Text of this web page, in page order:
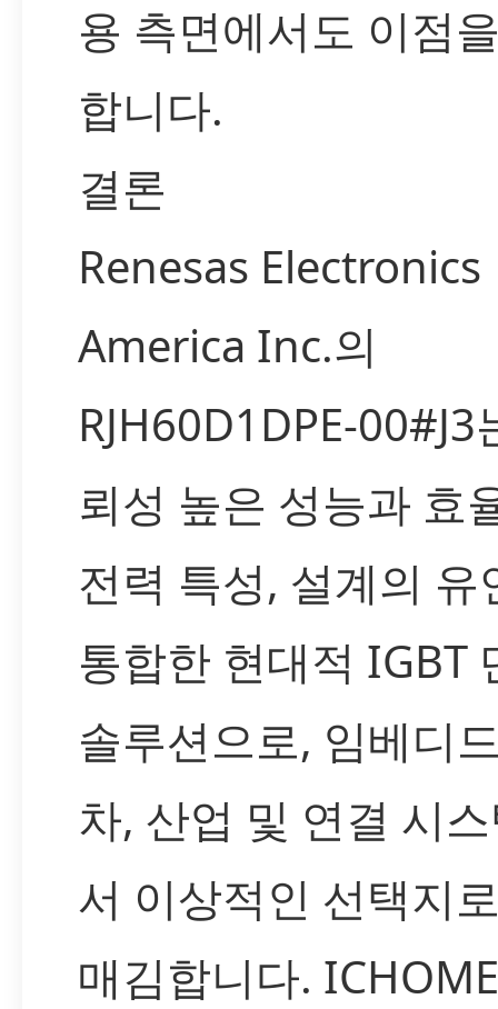
용 측면에서도 이점
합니다.
결론
Renesas Electronics
America Inc.의
RJH60D1DPE-00#J3
뢰성 높은 성능과 효
전력 특성, 설계의 유
통합한 현대적 IGBT
솔루션으로, 임베디
차, 산업 및 연결 시
서 이상적인 선택지
매김합니다.